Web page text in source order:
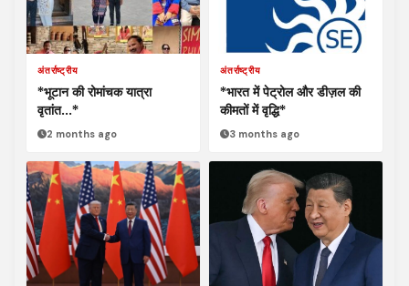
अंतर्राष्ट्रीय
*भूटान की रोमांचक यात्रा
वृतांत…*
2 months ago
अंतर्राष्ट्रीय
*भारत में पेट्रोल और डीज़ल की
कीमतों में वृद्धि*
3 months ago